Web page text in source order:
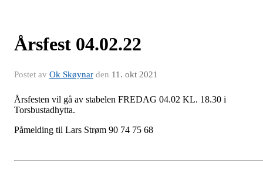
Årsfest 04.02.22
Postet av Ok Skøynar den 11. okt 2021
Årsfesten vil gå av stabelen FREDAG 04.02 KL. 18.30 i
Torsbustadhytta.
Påmelding til Lars Strøm 90 74 75 68